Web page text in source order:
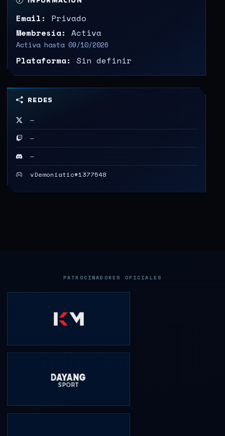
Email:
Privado
Membresía: Activa
Activa hasta 09/10/2026
Plataforma: Sin definir
REDES
—
—
—
vDemoniatic#1377548
PATROCINADORES OFICIALES